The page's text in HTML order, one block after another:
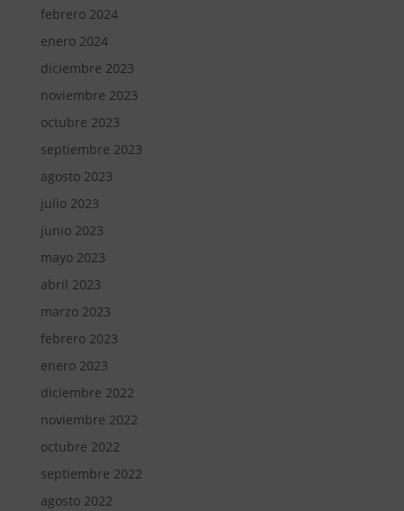
febrero 2024
enero 2024
diciembre 2023
noviembre 2023
octubre 2023
septiembre 2023
agosto 2023
julio 2023
junio 2023
mayo 2023
abril 2023
marzo 2023
febrero 2023
enero 2023
diciembre 2022
noviembre 2022
octubre 2022
septiembre 2022
agosto 2022